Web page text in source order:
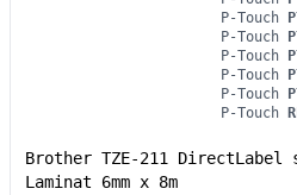
P-Touch
P-Touch
P-Touch
P-Touch
P-Touch
P-Touch
Brother TZE-211 DirectLabel
Laminat 6mm x 8m